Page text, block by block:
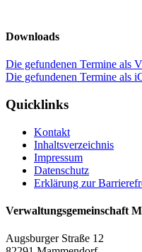
Downloads
Die gefundenen Termine als
Die gefundenen Termine als
Quicklinks
Kontakt
Inhaltsverzeichnis
Impressum
Datenschutz
Erklärung zur
Verwaltungsgemeinschaft
Augsburger Straße 12